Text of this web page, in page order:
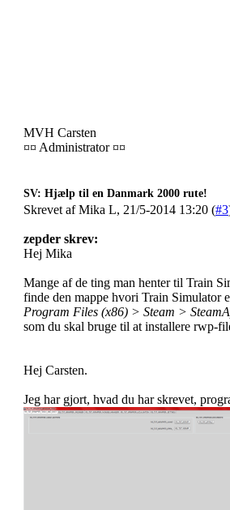
MVH Carsten
¤¤ Administrator ¤¤
SV: Hjælp til en Danmark 2000 rute!
Skrevet af Mika L, 21/5-2014 13:20 (#3
zepder skrev:
Hej Mika
Mange af de ting man henter til Train
finde den mappe hvori Train Simulator
Program Files (x86) > Steam >
som du skal bruge til at installere rwp-
Hej Carsten.
Jeg har gjort, hvad du har skrevet,